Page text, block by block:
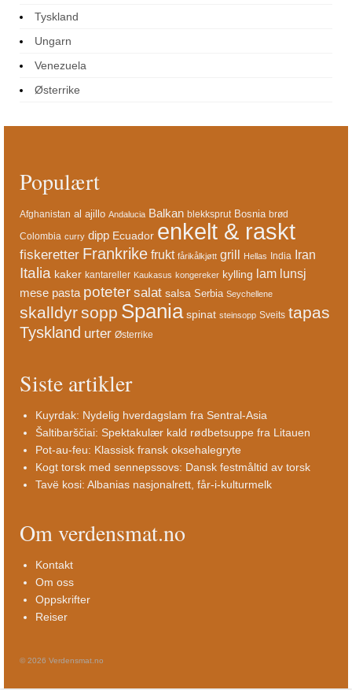
Tyskland
Ungarn
Venezuela
Østerrike
Populært
Afghanistan al ajillo Andalucia Balkan blekksprut Bosnia brød
Colombia curry dipp Ecuador enkelt & raskt
fiskeretter Frankrike frukt fårikålkjøtt grill Hellas India Iran
Italia kaker kantareller Kaukasus kongereker kylling lam lunsj
mese pasta poteter salat salsa Serbia Seychellene
skalldyrsopp Spania spinat steinsopp Sveits tapas
Tyskland urter Østerrike
Siste artikler
Kuyrdak: Nydelig hverdagslam fra Sentral-Asia
Šaltibarščiai: Spektakulær kald rødbetsuppe fra Litauen
Pot-au-feu: Klassisk fransk oksehalegryte
Kogt torsk med sennepssovs: Dansk festmåltid av torsk
Tavë kosi: Albanias nasjonalrett, får-i-kulturmelk
Om verdensmat.no
Kontakt
Om oss
Oppskrifter
Reiser
© 2026 Verdensmat.no